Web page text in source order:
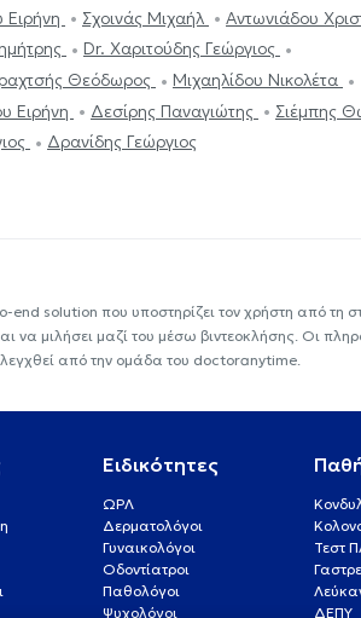
Σχοινάς Μιχαήλ
Αντωνιάδου
Dr. Χαριτούδης Γεώργιος
Θεόδωρος
Μιχαηλίδου Νικολέτα
Ειρήνη Δεσίρης Παναγιώτης
Σιέμπης
Δρανίδης Γεώργιος
solution που υποστηρίζει τον χρήστη από τη
να μιλήσει μαζί του μέσω βιντεοκλήσης. Οι
από την ομάδα του doctoranytime.
Ειδικότητες
ΩΡΛ
Δερματολόγοι
Γυναικολόγοι
Οδοντίατροι
Παθολόγοι
Ψυχολόγοι
Τεστ
ΔΕΠΥ